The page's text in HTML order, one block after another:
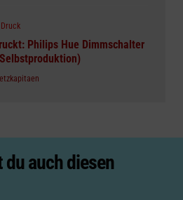
Philips Hue Dimmschalter
auch diesen